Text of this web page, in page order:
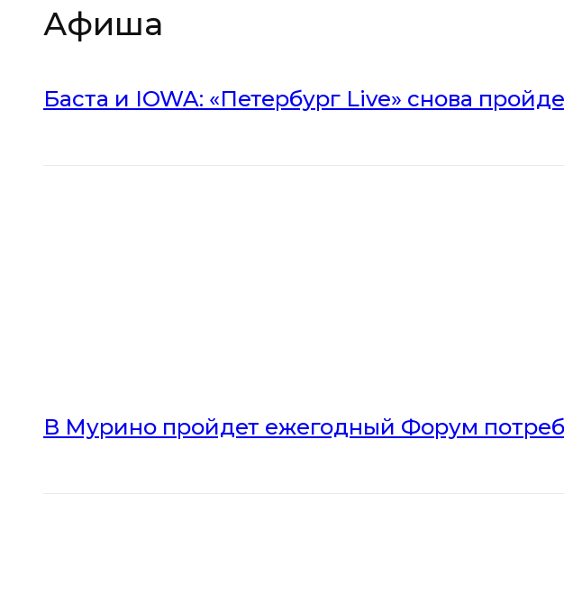
Афиша
Баста и IOWA: «Петербург Live» снова
В Мурино пройдет ежегодный Форум